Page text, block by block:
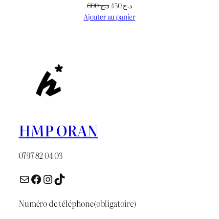
د.ج600
Le
prix
د.ج450
Le
prix
Ajouter au panier
HMP ORAN
0797 82 04 03
E-mail Facebook InstagramTikTok
Numéro de téléphone(obligatoire)